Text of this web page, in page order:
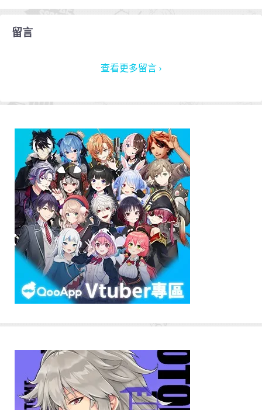
留言
查看更多留言 ›